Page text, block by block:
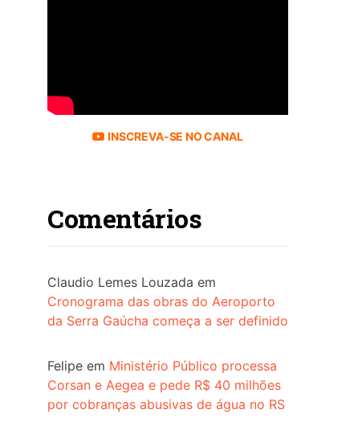
INSCREVA-SE NO CANAL
Comentários
Claudio Lemes Louzada em
Cronograma das obras do Aeroporto
da Serra Gaúcha começa a ser definido
Felipe em Ministério Público processa
Corsan e Aegea e pede R$ 40 milhões
por cobranças abusivas de água no RS